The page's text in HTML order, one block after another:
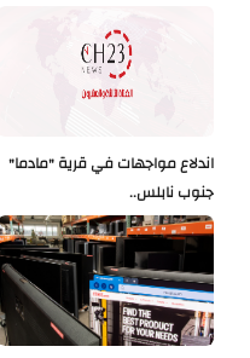
اندلاع مواجهات في قرية "مادما"
جنوب نابلس..